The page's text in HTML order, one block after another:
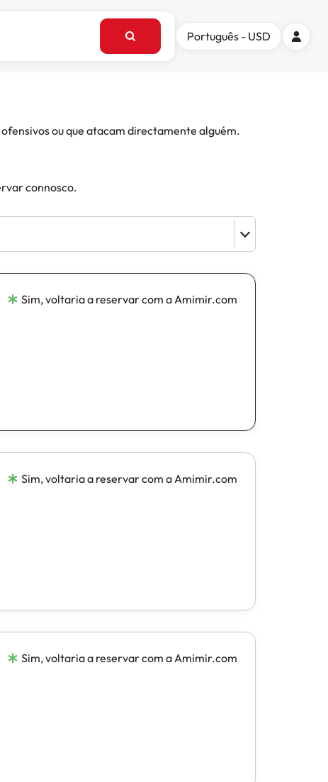
Português - USD
ou que atacam directamente alguém.
connosco.